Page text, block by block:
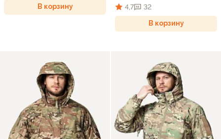
В корзину 4,7 32
В корзину